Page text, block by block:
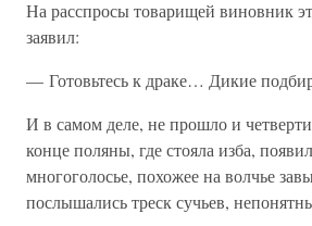
На расспросы товарищей виновник
заявил:
— Готовьтесь к драке… Дикие
И в самом деле, не прошло и
конце поляны, где стояла изба,
многоголосье, похожее на волчье
послышались треск сучьев,